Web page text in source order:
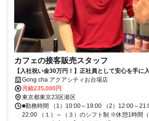
カフェの接客販売スタッフ
【入社祝い金30万円！】正社員として安心を手に
からのチャレンジも大歓迎です！
Gong cha アクアシティお台場店
月給235,000円
東京都東京23区港区
■勤務時間 （1）10:00～19:00 （2）12:00～
22:00 （１）～（３）のシフト制 ※休憩1時間